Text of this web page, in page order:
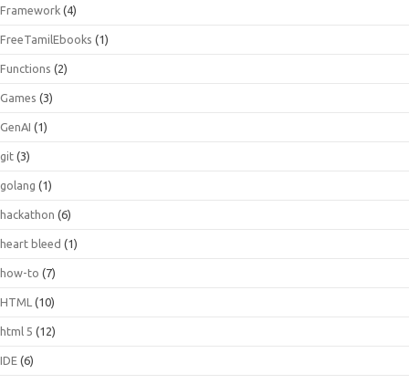
Framework (4)
FreeTamilEbooks (1)
Functions (2)
Games (3)
GenAI (1)
git (3)
golang (1)
hackathon (6)
heart bleed (1)
how-to (7)
HTML (10)
html 5 (12)
IDE (6)